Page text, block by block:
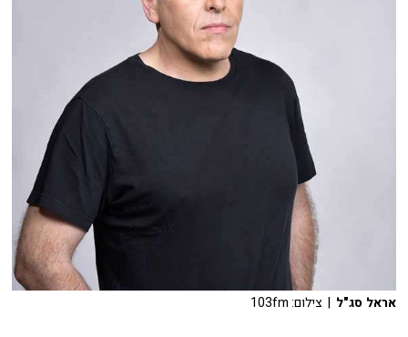
אראל סג"ל | צילום: 103fm